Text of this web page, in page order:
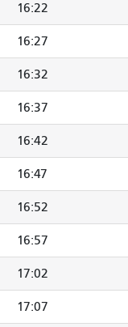
16:22
16:27
16:32
16:37
16:42
16:47
16:52
16:57
17:02
17:07